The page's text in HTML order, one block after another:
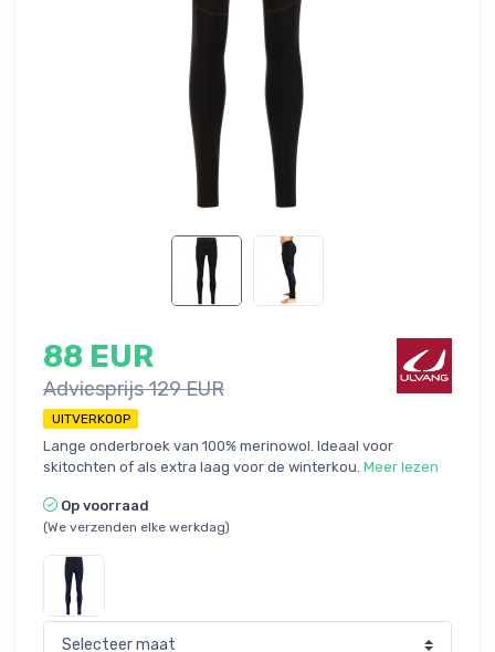
88 EUR
Adviesprijs 129 EUR
UITVERKOOP
Lange onderbroek van 100% merinowol. Ideaal voor
skitochten of als extra laag voor de winterkou. Meer lezen
Op voorraad
(We verzenden elke werkdag)